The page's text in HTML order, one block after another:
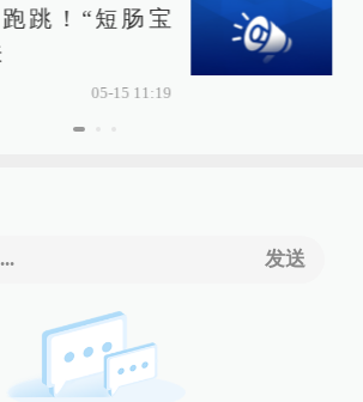
跳！“短肠宝
05-15 11:19
发送